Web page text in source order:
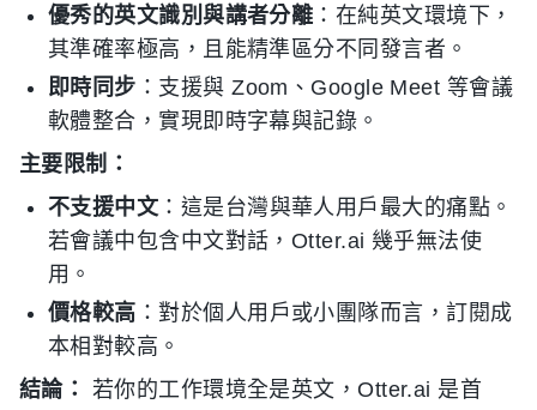
優秀的英文識別與講者分離 ：在純英文環境下，
其準確率極高，且能精準區分不同發言者。
即時同步 ：支援與 Zoom、Google Meet 等會議
軟體整合，實現即時字幕與記錄。
主要限制：
不支援中文：這是台灣與華人用戶最大的痛點。
若會議中包含中文對話，Otter.ai 幾乎無法使
用。
價格較高 ：對於個人用戶或小團隊而言，訂閱成
本相對較高。
結論：
若你的工作環境全是英文，Otter.ai 是首